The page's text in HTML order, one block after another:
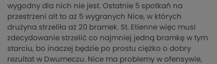
wygodny dla nich nie jest. Ostatnie 5 spotkań na
przestrzeni alt to aż 5 wygranych Nice, w których
drużyna strzeliła aż 20 bramek. St. Etienne więc musi
zdecydowanie strzelić co najmniej jedną bramkę w tym
starciu, bo inaczej będzie po prostu ciężko o dobry
rezultat w Dwumeczu. Nice ma problemy w ofensywie,